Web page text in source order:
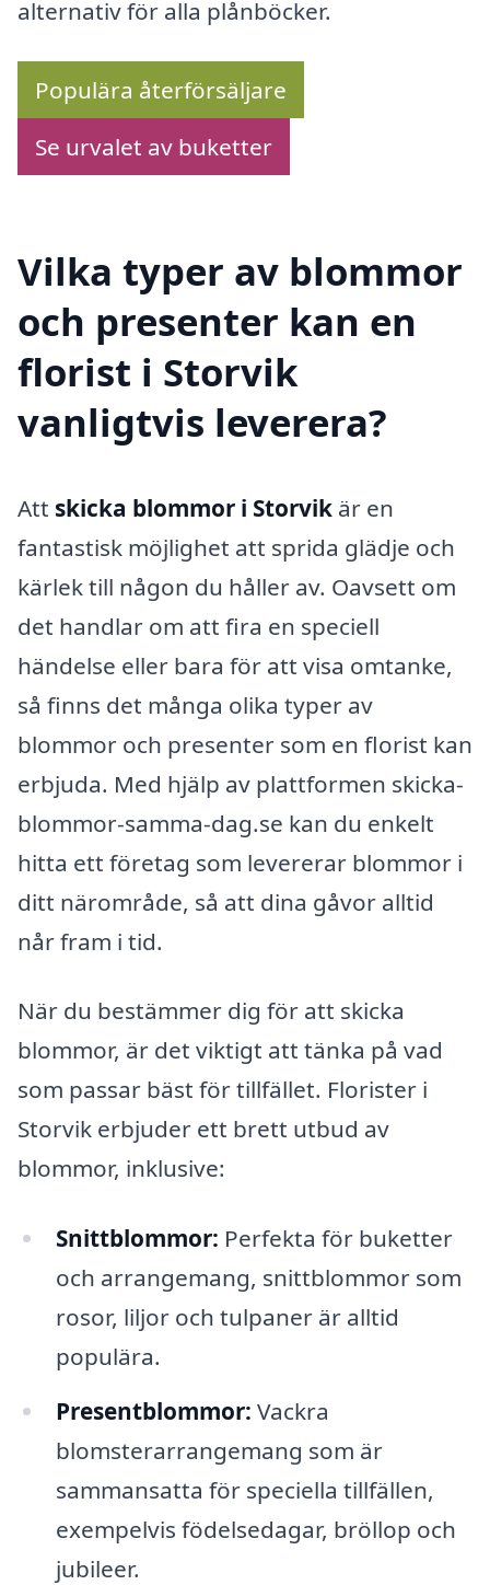
alternativ för alla plånböcker.
Populära återförsäljare
Se urvalet av buketter
Vilka typer av blommor
och presenter kan en
florist i Storvik
vanligtvis leverera?
Att skicka blommor i Storvik är en
fantastisk möjlighet att sprida glädje och
kärlek till någon du håller av. Oavsett om
det handlar om att fira en speciell
händelse eller bara för att visa omtanke,
så finns det många olika typer av
blommor och presenter som en florist kan
erbjuda. Med hjälp av plattformen skicka-
blommor-samma-dag.se kan du enkelt
hitta ett företag som levererar blommor i
ditt närområde, så att dina gåvor alltid
når fram i tid.
När du bestämmer dig för att skicka
blommor, är det viktigt att tänka på vad
som passar bäst för tillfället. Florister i
Storvik erbjuder ett brett utbud av
blommor, inklusive:
Snittblommor: Perfekta för buketter
och arrangemang, snittblommor som
rosor, liljor och tulpaner är alltid
populära.
Presentblommor: Vackra
blomsterarrangemang som är
sammansatta för speciella tillfällen,
exempelvis födelsedagar, bröllop och
jubileer.